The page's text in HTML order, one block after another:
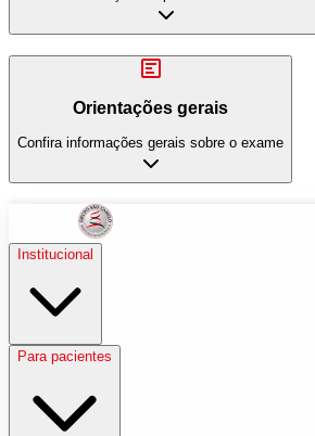
Orientações gerais
Confira informações gerais sobre o exame
Institucional
Para pacientes